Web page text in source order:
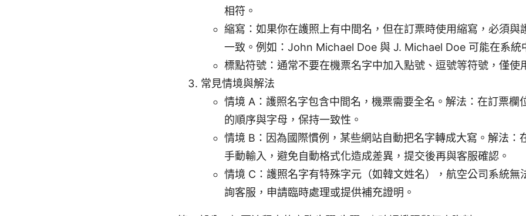
相符。
縮寫：如果你在護照上有中間名，但在訂票時使用縮寫，必須與
一致。例如：John Michael Doe 與 J. Michael Doe 可能在系統
標點符號：通常不要在機票名字中加入點號、逗號等符號，僅使
常見情境與解法
情境 A：護照名字包含中間名，機票需要全名。解法：在訂票欄
的順序與字母，保持一致性。
情境 B：因為國際慣例，某些網站自動把名字轉成大寫。解法：
手動輸入，避免自動格式化造成差異，提交後再與客服確認。
情境 C：護照名字有特殊字元（如韓文姓名），航空公司系統無
詢客服，申請臨時處理或提供補充證明。